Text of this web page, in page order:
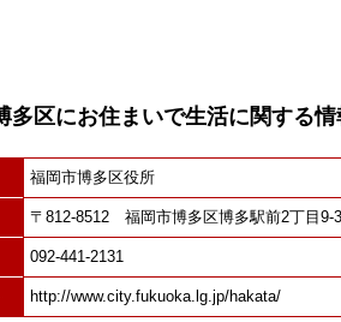
多区にお住まいで生活に関する
福岡市博多区役所
〒812-8512 福岡市博多区博多駅前2丁目9-3
092-441-2131
http://www.city.fukuoka.lg.jp/hakata/